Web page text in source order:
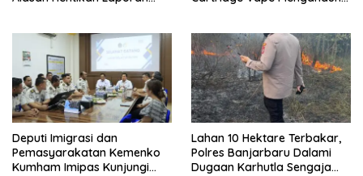
Deputi Imigrasi dan
Pemasyarakatan Kemenko
Kumham Imipas Kunjungi
Lahan 10 Hektare Terbakar,
Polres Banjarbaru Dalami
Dugaan Karhutla Sengaja